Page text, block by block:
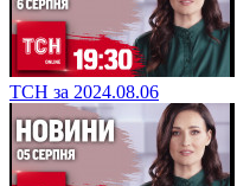
ТСН за 2024.08.06